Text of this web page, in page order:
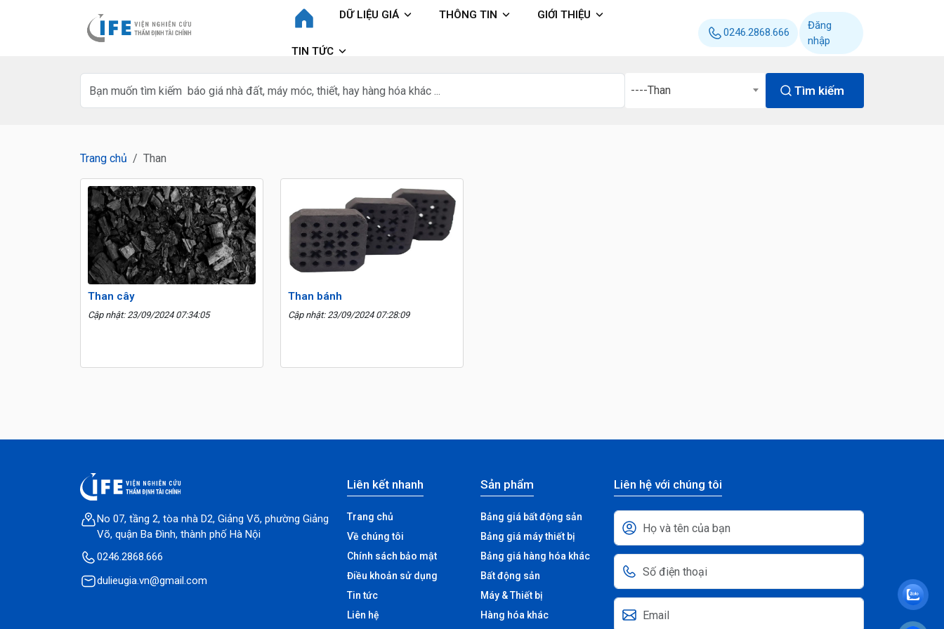
DỮ LIỆU GIÁ THÔNG TIN GIỚI THIỆU
TIN TỨC
0246.2868.666
Đăng
nhập
----Than Tìm kiếm
Trang chủ Than
Than cây
Cập nhật: 23/09/2024 07:34:05
Than bánh
Cập nhật: 23/09/2024 07:28:09
No 07, tầng 2, tòa nhà D2, Giảng Võ, phường Giảng
Võ, quận Ba Đình, thành phố Hà Nội
0246.2868.666
dulieugia.vn@gmail.com
Liên kết nhanh
Trang chủ
Về chúng tôi
Chính sách bảo mật
Điều khoản sử dụng
Tin tức
Liên hệ
Sản phẩm
Bảng giá bất động sản
Bảng giá máy thiết bị
Bảng giá hàng hóa khác
Bất động sản
Máy & Thiết bị
Hàng hóa khác
Liên hệ với chúng tôi